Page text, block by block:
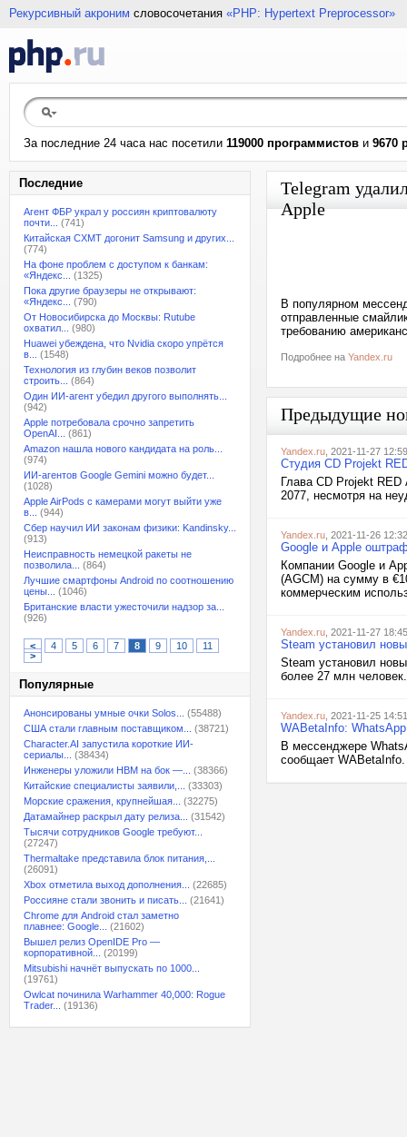
Рекурсивный акроним словосочетания «PHP: Hypertext Preprocessor»
За последние 24 часа нас посетили 119000 программистов и 9670
Последние
Агент ФБР украл у россиян криптовалюту
почти...
(741)
Китайская CXMT догонит Samsung и других...
(774)
На фоне проблем с доступом к банкам:
«Яндекс...
(1325)
Пока другие браузеры не открывают:
«Яндекс...
(790)
От Новосибирска до Москвы: Rutube
охватил...
(980)
Huawei убеждена, что Nvidia скоро упрётся
в...
(1548)
Технология из глубин веков позволит
строить...
(864)
Один ИИ-агент убедил другого выполнять...
(942)
Apple потребовала срочно запретить
OpenAI...
(861)
Amazon нашла нового кандидата на роль...
(974)
ИИ-агентов Google Gemini можно будет...
(1028)
Apple AirPods с камерами могут выйти уже
в...
(944)
Сбер научил ИИ законам физики: Kandinsky...
(913)
Неисправность немецкой ракеты не
позволила...
(864)
Лучшие смартфоны Android по соотношению
цены...
(1046)
Британские власти ужесточили надзор за...
(926)
< 4 5 6 7 8 9 10
11
>
Популярные
Анонсированы умные очки Solos...
(55488)
США стали главным поставщиком...
(38721)
Character.AI запустила короткие ИИ-
сериалы...
(38434)
Инженеры уложили HBM на бок —...
(38366)
Китайские специалисты заявили,...
(33303)
Морские сражения, крупнейшая...
(32275)
Датамайнер раскрыл дату релиза...
(31542)
Тысячи сотрудников Google требуют...
(27247)
Thermaltake представила блок питания,...
(26091)
Xbox отметила выход дополнения...
(22685)
Россияне стали звонить и писать...
(21641)
Chrome для Android стал заметно
плавнее: Google...
(21602)
Вышел релиз OpenIDE Pro —
корпоративной...
(20199)
Mitsubishi начнёт выпускать по 1000...
(19761)
Owlcat починила Warhammer 40,000: Rogue
Trader...
(19136)
Telegram
Apple
В популярном
отправленные
требованию
Подробнее на Yandex.ru
Предыдущие
Yandex.ru , 2021-11-27 12:59
Студия CD Projekt
Глава CD Projekt
2077, несмотря на
Yandex.ru , 2021-11-26 12:32
Google и Apple
Компании Google и
(AGCM) на сумму в
коммерческим
Yandex.ru , 2021-11-27 18:45
Steam установил
Steam установил
более 27 млн
Yandex.ru , 2021-11-25 14:51
WABetaInfo:
В мессенджере
сообщает WABetaInfo.